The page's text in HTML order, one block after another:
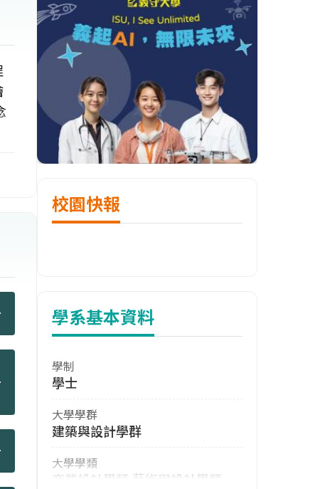
校園快報
學系基本資料
學制
學士
大學學群
建築與設計學群
大學學類
商業設計學類,藝術與設計學類